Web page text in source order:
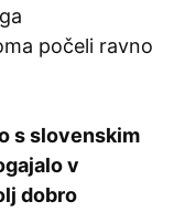
počeli ravno
s slovenskim
v
dobro